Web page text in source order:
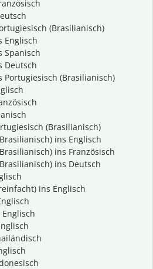
(Brasilianisch)
Englisch
Spanisch
Deutsch
Portugiesisch (Brasilianisch)
(Brasilianisch)
ins Englisch
ins Französisch
ins Deutsch
ins Englisch